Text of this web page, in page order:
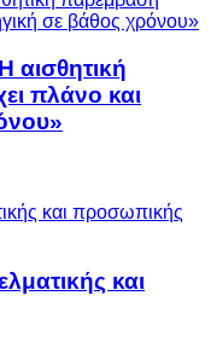
αισθητική
πλάνο και
και